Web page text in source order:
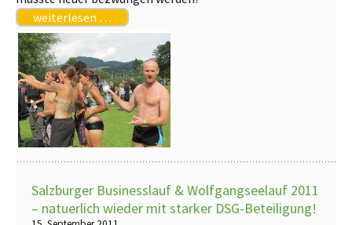
weiterlesen …
Salzburger Businesslauf & Wolfgangseelauf 2011
– natuerlich wieder mit starker DSG-Beteiligung!